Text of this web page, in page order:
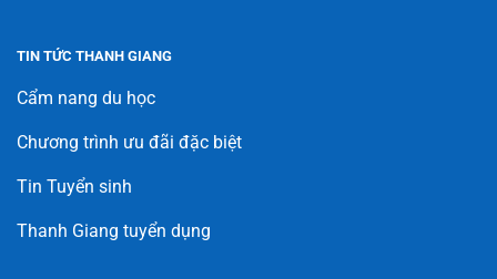
TIN TỨC THANH GIANG
Cẩm nang du học
Chương trình ưu đãi đặc biệt
Tin Tuyển sinh
Thanh Giang tuyển dụng